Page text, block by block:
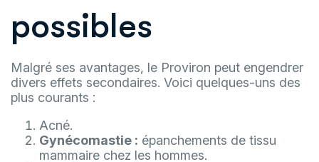
possibles
Malgré ses avantages, le Proviron peut engendrer
divers effets secondaires. Voici quelques-uns des
plus courants :
Acné.
Gynécomastie : épanchements de tissu
mammaire chez les hommes.